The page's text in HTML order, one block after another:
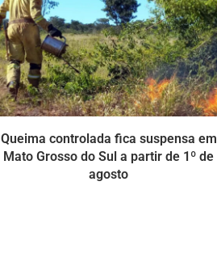
Queima controlada fica suspensa em
Mato Grosso do Sul a partir de 1º de
agosto